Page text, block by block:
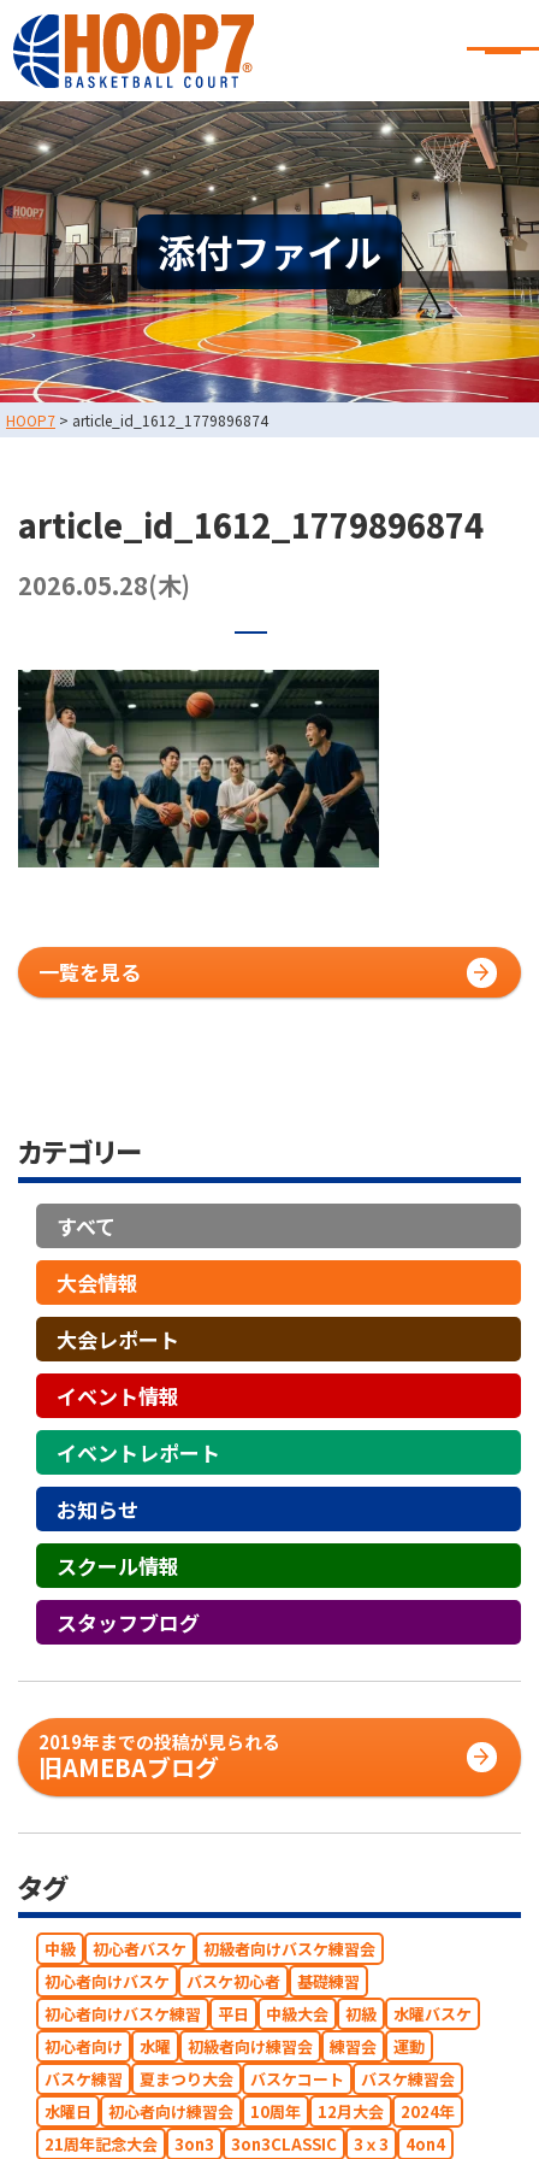
大阪・東大阪・堺のバスケコートレンタル｜HOOP7
大阪・東大阪・堺のバスケコート
レンタル｜HOOP7
HOME
初めての方へ
東大阪店
堺店
大会・イベント情報
HOOPERSスクール
バスケ×BBQ
お知らせ
スタッフブログ
お問い合わせ
利用規約
運営会社情報
採用情報
TEL.
コート利用予約
添付ファイル
HOOP7 > article_id_1612_1779896874
article_id_1612_1779896874
2026.05.28(木)
一覧を見る
カテゴリー
すべて
大会情報
大会レポート
イベント情報
イベントレポート
お知らせ
スクール情報
スタッフブログ
2019年までの投稿が見られる
旧AMEBAブログ
タグ
中級 初心者バスケ
初級者向けバスケ練習会
初心者向けバスケ
バスケ初心者
基礎練習
初心者向けバスケ練習
平日 中級大会 初級
水曜バスケ
初心者向け
水曜 初級者向け練習会 練習会
運動
バスケ練習
夏まつり大会 バスケコート
バスケ練習会
水曜日
初心者向け練習会 10周年 12月大会
2024年
21周年記念大会
3on3 3on3CLASSIC 3ｘ3 4on4